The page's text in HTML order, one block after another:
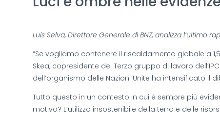
Luis Selva, Direttore Generale di BNZ, analizza
“Se vogliamo contenere il riscaldamento globale a
Skea, copresidente del Terzo gruppo di lavoro
dell’organismo delle Nazioni Unite ha intensificato
Tutto questo in un contesto in cui è sempre più
motivo? L’utilizzo insostenibile della terra e delle